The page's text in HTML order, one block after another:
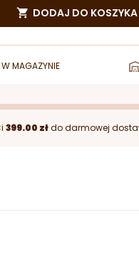
 DODAJ DO KOSZYKA
W MAGAZYNIE
399.00 złdo darmowej